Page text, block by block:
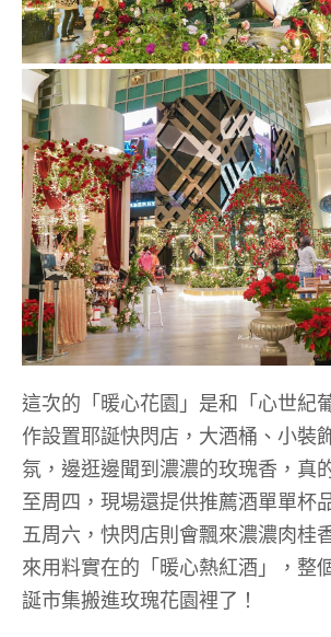
這次的「暖心花園」是和「心世紀
作設置耶誕快閃店，大酒桶、小裝
氛，邊逛邊聞到濃濃的玫瑰香，真
至周四，現場還提供推薦酒單單杯
五周六，快閃店則會飄來濃濃肉桂
來用料實在的「暖心熱紅酒」，整
誕市集搬進玫瑰花園裡了！